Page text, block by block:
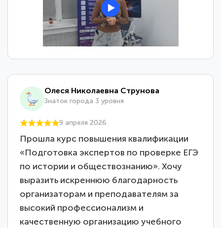
Олеся Николаевна Струнова
Знаток города 3 уровня
9 апреля 2026
Прошла курс повышения квалификации
«Подготовка экспертов по проверке ЕГЭ
по истории и обществознанию». Хочу
выразить искреннюю благодарность
организаторам и преподавателям за
высокий профессионализм и
качественную организацию учебного